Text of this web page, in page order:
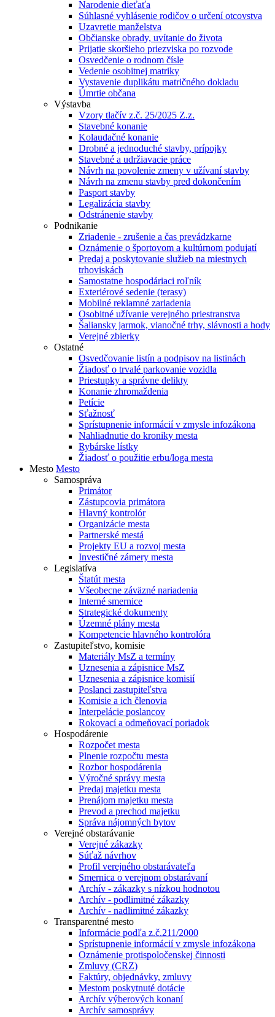
Narodenie dieťaťa
Súhlasné vyhlásenie rodičov o určení otcovstva
Uzavretie manželstva
Občianske obrady, uvítanie do života
Prijatie skoršieho priezviska po rozvode
Osvedčenie o rodnom čísle
Vedenie osobitnej matriky
Vystavenie duplikátu matričného dokladu
Úmrtie občana
Výstavba
Vzory tlačív z.č. 25/2025 Z.z.
Stavebné konanie
Kolaudačné konanie
Drobné a jednoduché stavby, prípojky
Stavebné a udržiavacie práce
Návrh na povolenie zmeny v užívaní stavby
Návrh na zmenu stavby pred dokončením
Pasport stavby
Legalizácia stavby
Odstránenie stavby
Podnikanie
Zriadenie - zrušenie a čas prevádzkarne
Oznámenie o športovom a kultúrnom podujatí
Predaj a poskytovanie služieb na miestnych
trhoviskách
Samostatne hospodáriaci roľník
Exteriérové sedenie (terasy)
Mobilné reklamné zariadenia
Osobitné užívanie verejného priestranstva
Šaliansky jarmok, vianočné trhy, slávnosti a hody
Verejné zbierky
Ostatné
Osvedčovanie listín a podpisov na listinách
Žiadosť o trvalé parkovanie vozidla
Priestupky a správne delikty
Konanie zhromaždenia
Petície
Sťažnosť
Sprístupnenie informácií v zmysle infozákona
Nahliadnutie do kroniky mesta
Rybárske lístky
Žiadosť o použitie erbu/loga mesta
Mesto Mesto
Samospráva
Primátor
Zástupcovia primátora
Hlavný kontrolór
Organizácie mesta
Partnerské mestá
Projekty EU a rozvoj mesta
Investičné zámery mesta
Legislatíva
Štatút mesta
Všeobecne záväzné nariadenia
Interné smernice
Strategické dokumenty
Územné plány mesta
Kompetencie hlavného kontrolóra
Zastupiteľstvo, komisie
Materiály MsZ a termíny
Uznesenia a zápisnice MsZ
Uznesenia a zápisnice komisií
Poslanci zastupiteľstva
Komisie a ich členovia
Interpelácie poslancov
Rokovací a odmeňovací poriadok
Hospodárenie
Rozpočet mesta
Plnenie rozpočtu mesta
Rozbor hospodárenia
Výročné správy mesta
Predaj majetku mesta
Prenájom majetku mesta
Prevod a prechod majetku
Správa nájomných bytov
Verejné obstarávanie
Verejné zákazky
Súťaž návrhov
Profil verejného obstarávateľa
Smernica o verejnom obstarávaní
Archív - zákazky s nízkou hodnotou
Archív - podlimitné zákazky
Archív - nadlimitné zákazky
Transparentné mesto
Informácie podľa z.č.211/2000
Sprístupnenie informácií v zmysle infozákona
Oznámenie protispoločenskej činnosti
Zmluvy (CRZ)
Faktúry, objednávky, zmluvy
Mestom poskytnuté dotácie
Archív výberových konaní
Archív samosprávy